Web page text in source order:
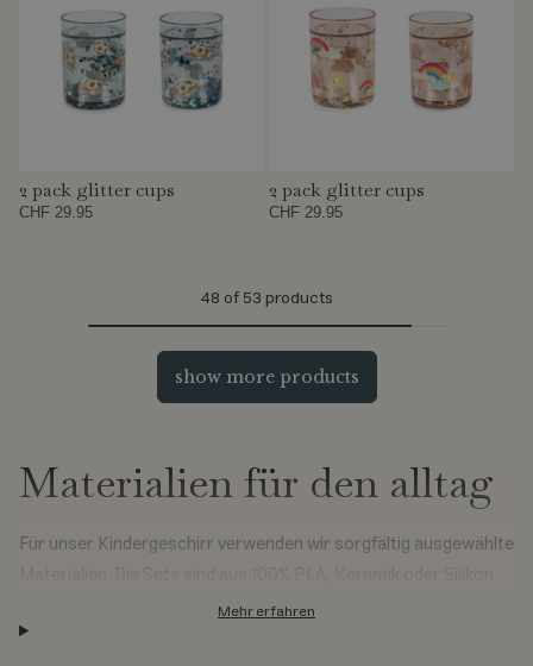
2 pack glitter cups
CHF 29.95
2 pack glitter cups
CHF 29.95
48 of 53 products
show more products
Mehr erfahren
Materialien für den alltag
Für unser Kindergeschirr verwenden wir sorgfältig ausgewählte
gefertigt, das für die Spülmaschine und die Mikrowelle geeignet
ist.